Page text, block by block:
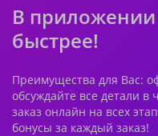
В
быстрее!
Преимущества для Вас:
обсуждайте все детали в
заказ онлайн на всех
бонусы за каждый заказ!